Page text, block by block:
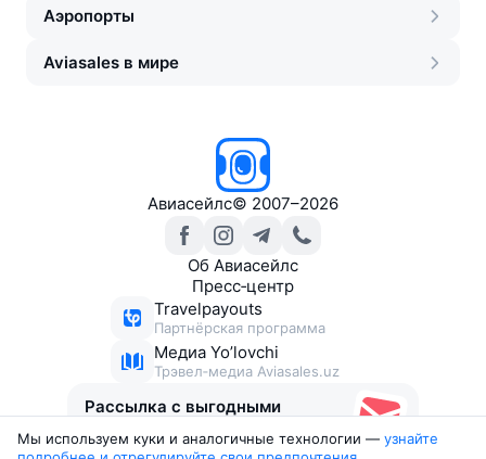
Аэропорты
Aviasales в мире
Авиасейлс© 2007–2026
Об Авиасейлс
Пресс‑центр
Travelpayouts
Партнёрская программа
Медиа Yo’lovchi
Трэвел‑медиа Aviasales.uz
Рассылка с выгодными
Мы используем куки и аналогичные технологии — узнайте